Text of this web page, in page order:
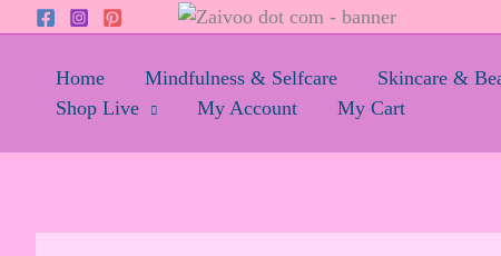
contentHome Mindfulness & Selfcare Skincare &
Shop Live
My Account My Cart